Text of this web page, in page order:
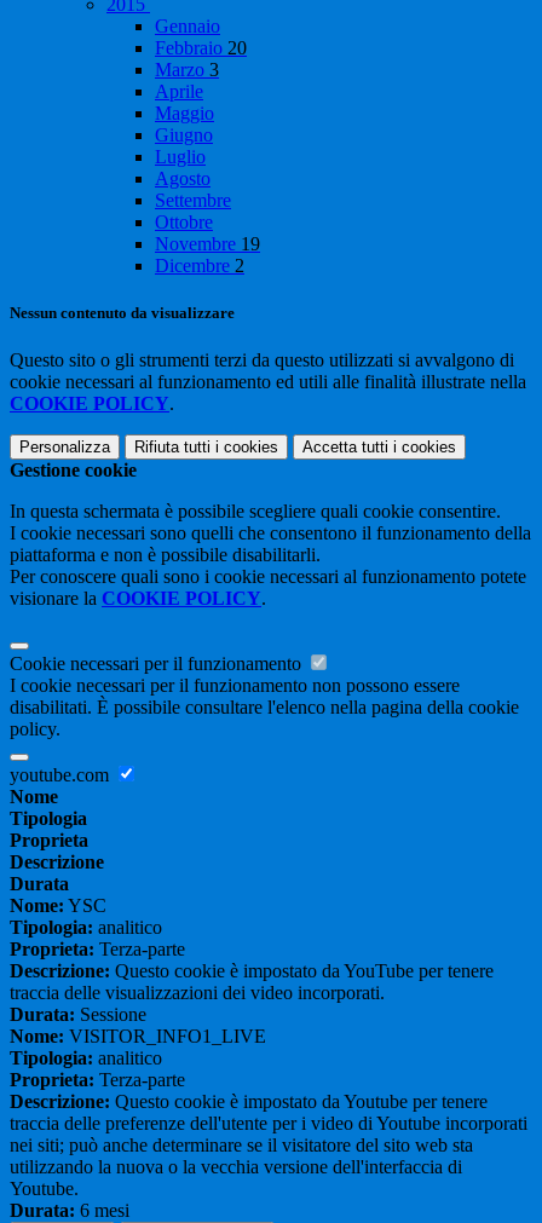
2015
Gennaio
Febbraio 20
Marzo 3
Aprile
Maggio
Giugno
Luglio
Agosto
Settembre
Ottobre
Novembre 19
Dicembre 2
Nessun contenuto da visualizzare
Questo sito o gli strumenti terzi da questo utilizzati si avvalgono di
cookie necessari al funzionamento ed utili alle finalità illustrate nella
COOKIE POLICY.
Personalizza Rifiuta tutti i cookies Accetta tutti i cookies
Gestione cookie
In questa schermata è possibile scegliere quali cookie consentire.
I cookie necessari sono quelli che consentono il funzionamento della
piattaforma e non è possibile disabilitarli.
Per conoscere quali sono i cookie necessari al funzionamento potete
visionare la COOKIE POLICY.
Cookie necessari per il funzionamento
I cookie necessari per il funzionamento non possono essere
disabilitati. È possibile consultare l'elenco nella pagina della cookie
policy.
youtube.com
Nome
Tipologia
Proprieta
Descrizione
Durata
Nome: YSC
Tipologia: analitico
Proprieta: Terza-parte
Descrizione: Questo cookie è impostato da YouTube per tenere
traccia delle visualizzazioni dei video incorporati.
Durata: Sessione
Nome: VISITOR_INFO1_LIVE
Tipologia: analitico
Proprieta: Terza-parte
Descrizione: Questo cookie è impostato da Youtube per tenere
traccia delle preferenze dell'utente per i video di Youtube incorporati
nei siti; può anche determinare se il visitatore del sito web sta
utilizzando la nuova o la vecchia versione dell'interfaccia di
Youtube.
Durata: 6 mesi